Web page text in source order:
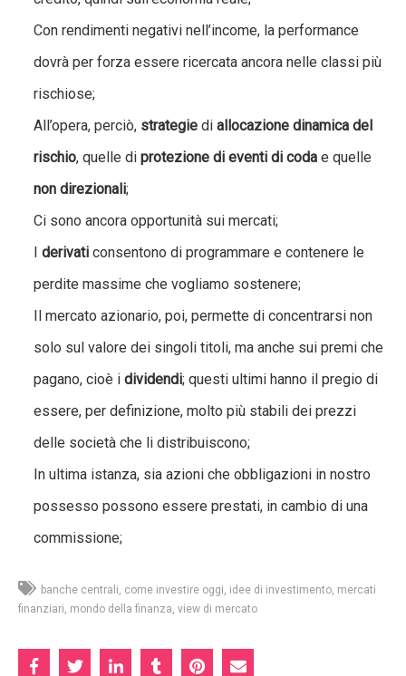
Con rendimenti negativi nell’income, la performance
dovrà per forza essere ricercata ancora nelle classi più
rischiose;
All’opera, perciò, strategie di allocazione dinamica del
rischio, quelle di protezione di eventi di coda e quelle
non direzionali;
Ci sono ancora opportunità sui mercati;
derivati consentono di programmare e contenere le
perdite massime che vogliamo sostenere;
Il mercato azionario, poi, permette di concentrarsi non
solo sul valore dei singoli titoli, ma anche sui premi che
pagano, cioè i dividendi; questi ultimi hanno il pregio di
essere, per definizione, molto più stabili dei prezzi
delle società che li distribuiscono;
In ultima istanza, sia azioni che obbligazioni in nostro
possesso possono essere prestati, in cambio di una
commissione;
banche centrali come investire oggi idee di investimento mercati
finanziari mondo della finanza view di mercato